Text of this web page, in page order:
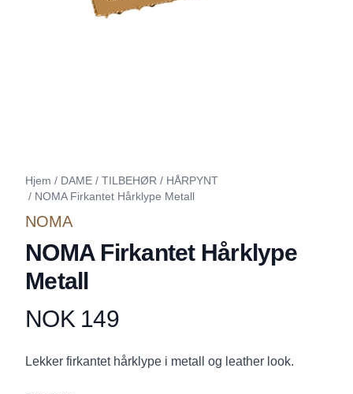
Hjem / DAME / TILBEHØR / HÅRPYNT
/ NOMA Firkantet Hårklype Metall
NOMA
NOMA Firkantet Hårklype
Metall
Produktdetaljer
NOK 149
Description
Lekker firkantet hårklype i metall og leather look.